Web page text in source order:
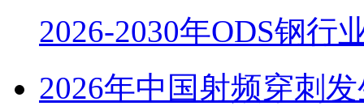
2026-2030年ODS钢行
2026年中国射频穿刺